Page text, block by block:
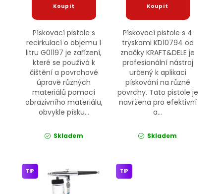
Pískovací pistole s
recirkulací o objemu 1
litru G01197 je zařízení,
které se používá k
čištění a povrchové
úpravě různých
materiálů pomocí
abrazivního materiálu,
obvykle písku...
Skladem
Pískovací pistole s 4
tryskami KD10794 od
značky KRAFT&DELE je
profesionální nástroj
určený k aplikaci
pískování na různé
povrchy. Tato pistole je
navržena pro efektivní
a...
Skladem
TIP TIP